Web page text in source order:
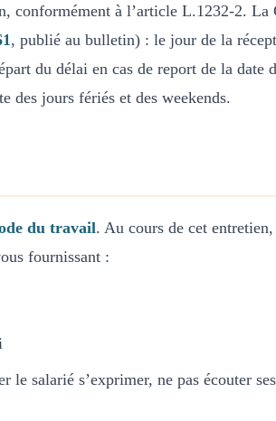
conformément à l’article L.1232-2. La
, publié au bulletin) : le jour de la
du délai en cas de report de la date
des jours fériés et des weekends.
du travail. Au cours de cet
fournissant :
le salarié s’exprimer, ne pas écouter